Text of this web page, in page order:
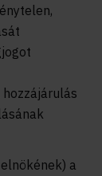
a